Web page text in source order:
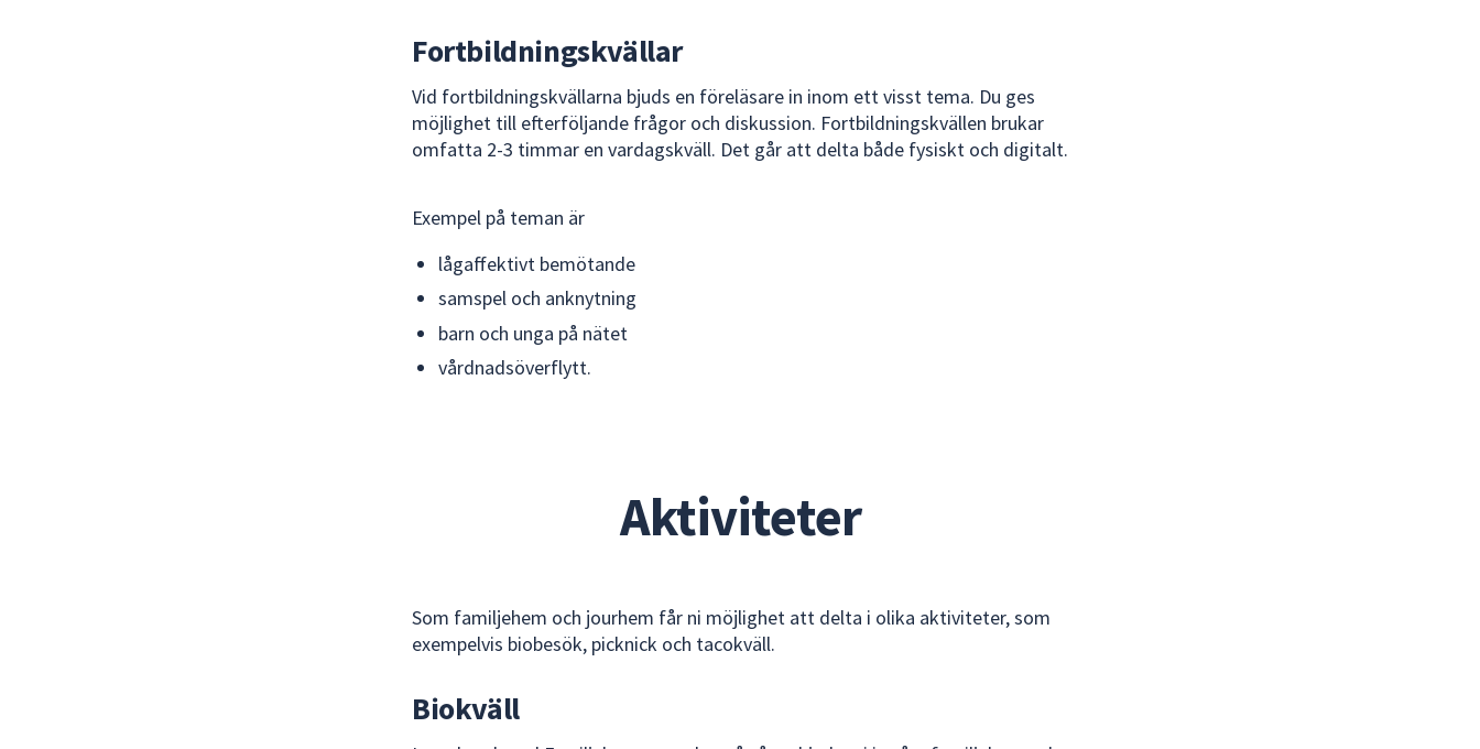
Fortbildningskvällar
Vid fortbildningskvällarna bjuds en föreläsare in inom ett visst tema. Du ges
möjlighet till efterföljande frågor och diskussion. Fortbildningskvällen brukar
omfatta 2-3 timmar en vardagskväll. Det går att delta både fysiskt och digitalt.
Exempel på teman är
lågaffektivt bemötande
samspel och anknytning
barn och unga på nätet
vårdnadsöverflytt.
Aktiviteter
Som familjehem och jourhem får ni möjlighet att delta i olika aktiviteter, som
exempelvis biobesök, picknick och tacokväll.
Biokväll